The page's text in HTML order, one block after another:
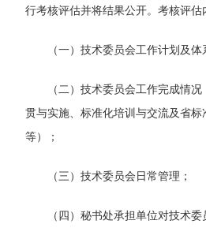
行考核评估并将结果公开。考核评估
（一）技术委员会工作计划及体
（二）技术委员会工作完成情
贯与实施、标准化培训与交流及省
等）；
（三）技术委员会日常管理；
（四）秘书处承担单位对技术委